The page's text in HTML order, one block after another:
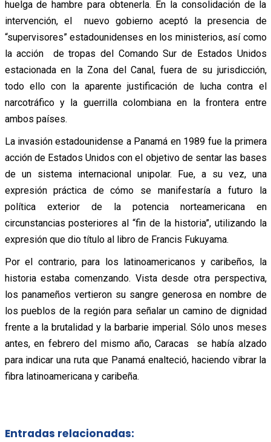
huelga de hambre para obtenerla. En la consolidación de la
intervención, el nuevo gobierno aceptó la presencia de
“supervisores” estadounidenses en los ministerios, así como
la acción de tropas del Comando Sur de Estados Unidos
estacionada en la Zona del Canal, fuera de su jurisdicción,
todo ello con la aparente justificación de lucha contra el
narcotráfico y la guerrilla colombiana en la frontera entre
ambos países.
La invasión estadounidense a Panamá en 1989 fue la primera
acción de Estados Unidos con el objetivo de sentar las bases
de un sistema internacional unipolar. Fue, a su vez, una
expresión práctica de cómo se manifestaría a futuro la
política exterior de la potencia norteamericana en
circunstancias posteriores al “fin de la historia”, utilizando la
expresión que dio título al libro de Francis Fukuyama.
Por el contrario, para los latinoamericanos y caribeños, la
historia estaba comenzando. Vista desde otra perspectiva,
los panameños vertieron su sangre generosa en nombre de
los pueblos de la región para señalar un camino de dignidad
frente a la brutalidad y la barbarie imperial. Sólo unos meses
antes, en febrero del mismo año, Caracas se había alzado
para indicar una ruta que Panamá enalteció, haciendo vibrar la
fibra latinoamericana y caribeña.
Entradas relacionadas: